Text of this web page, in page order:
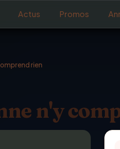
Actus Promos
rien
n'y